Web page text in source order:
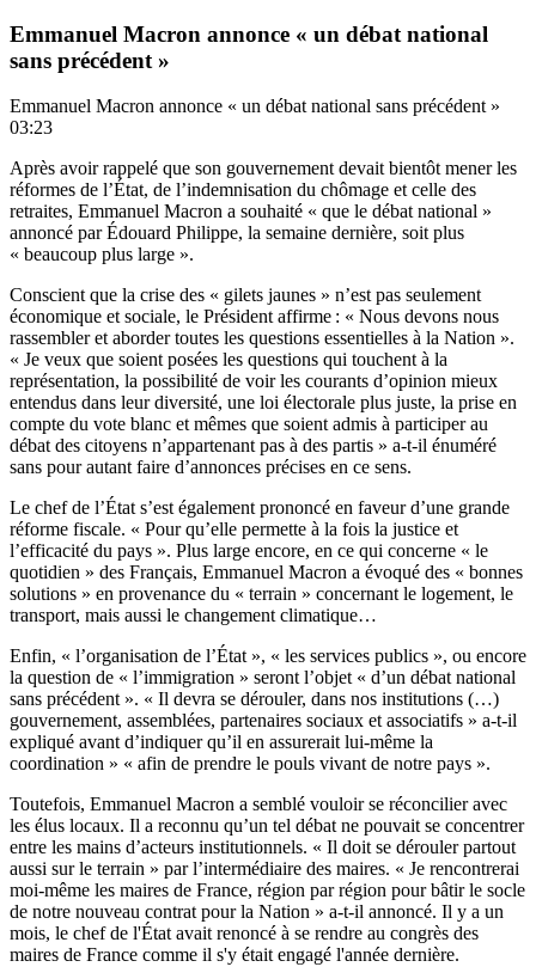
Emmanuel Macron annonce « un débat national
sans précédent »
Emmanuel Macron annonce « un débat national sans précédent »
03:23
Après avoir rappelé que son gouvernement devait bientôt mener les
réformes de l’État, de l’indemnisation du chômage et celle des
retraites, Emmanuel Macron a souhaité « que le débat national »
annoncé par Édouard Philippe, la semaine dernière, soit plus
« beaucoup plus large ».
Conscient que la crise des « gilets jaunes » n’est pas seulement
économique et sociale, le Président affirme : « Nous devons nous
rassembler et aborder toutes les questions essentielles à la Nation ».
« Je veux que soient posées les questions qui touchent à la
représentation, la possibilité de voir les courants d’opinion mieux
entendus dans leur diversité, une loi électorale plus juste, la prise en
compte du vote blanc et mêmes que soient admis à participer au
débat des citoyens n’appartenant pas à des partis » a-t-il énuméré
sans pour autant faire d’annonces précises en ce sens.
Le chef de l’État s’est également prononcé en faveur d’une grande
réforme fiscale. « Pour qu’elle permette à la fois la justice et
l’efficacité du pays ». Plus large encore, en ce qui concerne « le
quotidien » des Français, Emmanuel Macron a évoqué des « bonnes
solutions » en provenance du « terrain » concernant le logement, le
transport, mais aussi le changement climatique…
Enfin, « l’organisation de l’État », « les services publics », ou encore
la question de « l’immigration » seront l’objet « d’un débat national
sans précédent ». « Il devra se dérouler, dans nos institutions (…)
gouvernement, assemblées, partenaires sociaux et associatifs » a-t-il
expliqué avant d’indiquer qu’il en assurerait lui-même la
coordination » « afin de prendre le pouls vivant de notre pays ».
Toutefois, Emmanuel Macron a semblé vouloir se réconcilier avec
les élus locaux. Il a reconnu qu’un tel débat ne pouvait se concentrer
entre les mains d’acteurs institutionnels. « Il doit se dérouler partout
aussi sur le terrain » par l’intermédiaire des maires. « Je rencontrerai
moi-même les maires de France, région par région pour bâtir le socle
de notre nouveau contrat pour la Nation » a-t-il annoncé. Il y a un
mois, le chef de l'État avait renoncé à se rendre au congrès des
maires de France comme il s'y était engagé l'année dernière.